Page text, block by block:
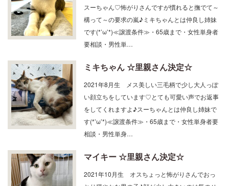
スーちゃん♡怖がりさんですが慣れると撫でて～
構って～の要求の嵐♪ミキちゃんとは仲良し姉妹
です(*’ω’*)≪譲渡条件≫・65歳まで・女性単身者
要相談・男性単…
ミキちゃん ☆里親さん決定☆
2021年8月生 メス美しい三毛柄で少し大人っぽ
い顔立ちをしています♡とても可愛い声でお返事
をしてくれますよ♪スーちゃんとは仲良し姉妹で
す(*’ω’*)≪譲渡条件≫・65歳まで・女性単身者要
相談・男性単身…
マイキー ☆里親さん決定☆
2021年10月生 オスちょっと怖がりさんでおっ